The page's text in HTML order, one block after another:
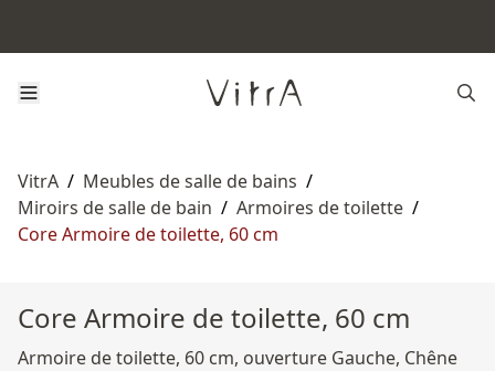
VitrA / Meubles de salle de bains /
Miroirs de salle de bain / Armoires de toilette /
Core Armoire de toilette, 60 cm
Core Armoire de toilette, 60 cm
Armoire de toilette, 60 cm, ouverture Gauche, Chêne